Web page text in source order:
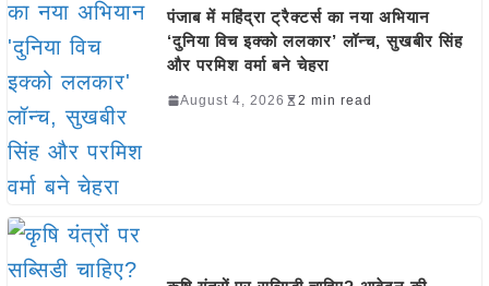
पंजाब में महिंद्रा ट्रैक्टर्स का नया अभियान
‘दुनिया विच इक्को ललकार’ लॉन्च, सुखबीर सिंह
और परमिश वर्मा बने चेहरा
August 4, 2026 2 min read